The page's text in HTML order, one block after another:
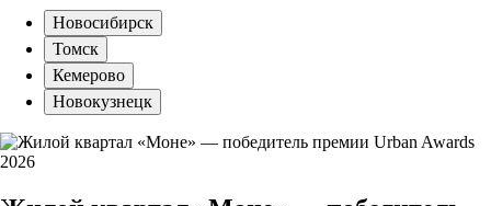
Новосибирск
Томск
Кемерово
Новокузнецк